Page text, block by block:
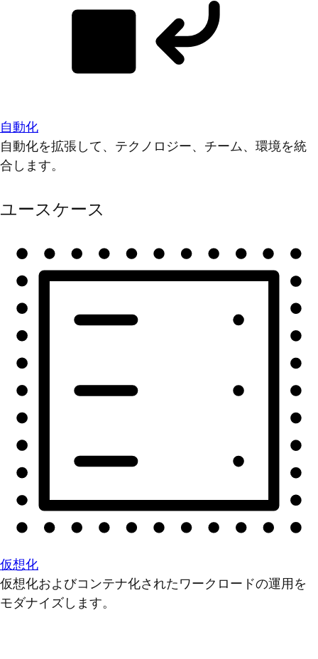
自動化
自動化を拡張して、テクノロジー、チーム、環境を統
合します。
ユースケース
仮想化
仮想化およびコンテナ化されたワークロードの運用を
モダナイズします。